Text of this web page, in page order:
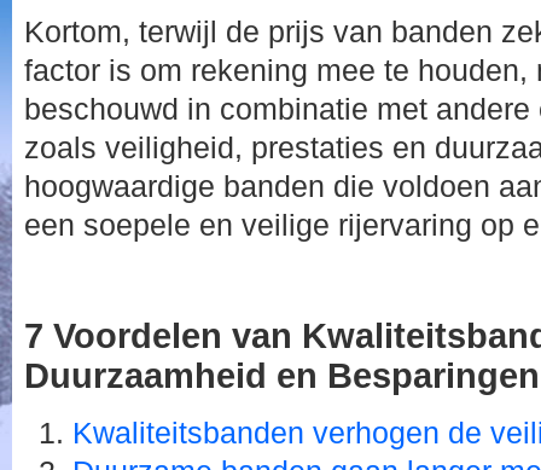
Kortom, terwijl de prijs van banden
factor is om rekening mee te houden,
beschouwd in combinatie met
zoals veiligheid, prestaties en
hoogwaardige banden die voldoen
een soepele en veilige rijervaring op
7 Voordelen van
Duurzaamheid en Besparingen
Kwaliteitsbanden verhogen de